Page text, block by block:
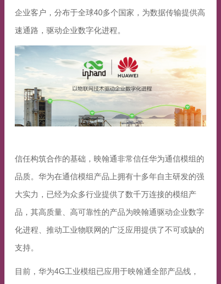
企业客户，分布于全球40多个国家，为数据传输提供高
速通路，驱动企业数字化进程。
信任构筑合作的基础，映翰通非常信任华为通信模组的
品质。华为在通信模组产品上拥有十多年自主研发的强
大实力，已经为众多行业提供了数千万连接的模组产
品，其高质量、高可靠性的产品为映翰通驱动企业数字
化进程、推动工业物联网的广泛应用提供了不可或缺的
支持。
目前，华为4G工业模组已应用于映翰通全部产品线，